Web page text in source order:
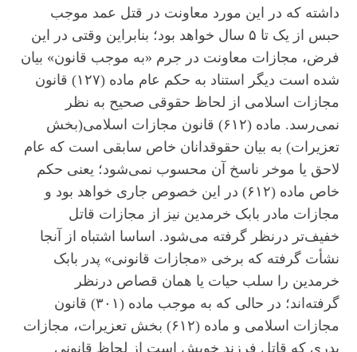
داشته که در این مورد معاونت در قتل عمد موجب
حبس از یک تا ۵ سال خواهد بود؛ بنابراین وقتی در این
فرض، مجازات معاونت در جرم «به موجب قانون» بیان
شده است دیگر استناد به حکم عام ماده (۱۲۷) قانون
مجازات اسلامی از لحاظ حقوقی صحیح به نظر
نمی‌رسد. ماده (۶۱۲) قانون مجازات اسلامی(بخش
تعزیرات) به بیان حقوقدانان خاص سابقی است که عام
لاحق یا موخر ناسخ آن محسوب نمی‌شود؛ یعنی حکم
خاص ماده (۶۱۲) در این خصوص جاری خواهد بود و
مجازات مادر بابک خرمدین نیز از مجازات قاتل
خفیف‌تر در‌نظر گرفته می‌شود. اساسا اشتباه از آنجا
نشأت گرفته که برخی «مجازات قانونی» پدر بابک
خرمدین را سلب حیات یا همان قصاص در‌نظر
گرفته‌اند؛ در حالی که به موجب ماده (۳۰۱) قانون
مجازات اسلامی و ماده (۶۱۲) بخش تعزیرات، مجازات
پدری که قاتل فرزند خویش است از لحاظ قانونی